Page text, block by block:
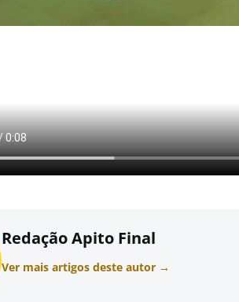
Redação Apito Final
Ver mais artigos deste autor →